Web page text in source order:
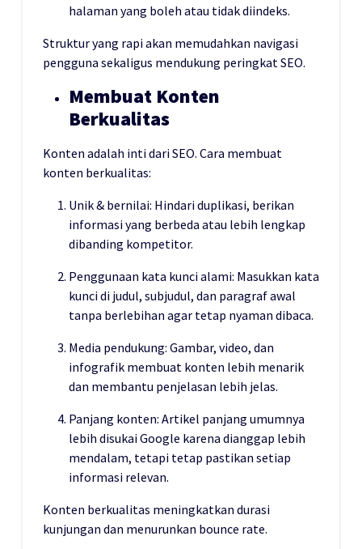
halaman yang boleh atau tidak diindeks.
Struktur yang rapi akan memudahkan navigasi
pengguna sekaligus mendukung peringkat SEO.
Membuat Konten
Berkualitas
Konten adalah inti dari SEO. Cara membuat
konten berkualitas:
Unik & bernilai: Hindari duplikasi, berikan
informasi yang berbeda atau lebih lengkap
dibanding kompetitor.
Penggunaan kata kunci alami: Masukkan kata
kunci di judul, subjudul, dan paragraf awal
tanpa berlebihan agar tetap nyaman dibaca.
Media pendukung: Gambar, video, dan
infografik membuat konten lebih menarik
dan membantu penjelasan lebih jelas.
Panjang konten: Artikel panjang umumnya
lebih disukai Google karena dianggap lebih
mendalam, tetapi tetap pastikan setiap
informasi relevan.
Konten berkualitas meningkatkan durasi
kunjungan dan menurunkan bounce rate.